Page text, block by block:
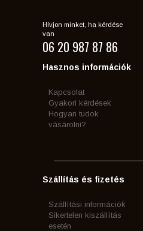
Hívjon minket, ha kérdése
van
06 20 987 87 86
Hasznos információk
Kapcsolat
Gyakori kérdések
Hogyan tudok
vásárolni?
Szállítás és fizetés
Szállítási információk
Sikertelen kiszállítás
esetén